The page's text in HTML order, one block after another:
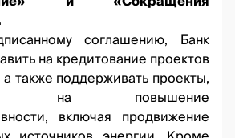
соглашению, Банк
на кредитование проектов
также поддерживать проекты,
на повышение
включая продвижение